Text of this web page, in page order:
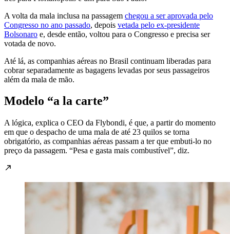
A volta da mala inclusa na passagem chegou a ser aprovada pelo
Congresso no ano passado, depois vetada pelo ex-presidente
Bolsonaro e, desde então, voltou para o Congresso e precisa ser
votada de novo.
Até lá, as companhias aéreas no Brasil continuam liberadas para
cobrar separadamente as bagagens levadas por seus passageiros
além da mala de mão.
Modelo “a la carte”
A lógica, explica o CEO da Flybondi, é que, a partir do momento
em que o despacho de uma mala de até 23 quilos se torna
obrigatório, as companhias aéreas passam a ter que embuti-lo no
preço da passagem. “Pesa e gasta mais combustível”, diz.